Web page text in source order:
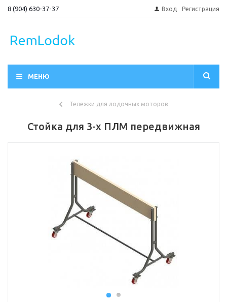
8 (904) 630-37-37 Вход Регистрация
МЕНЮ
Тележки для лодочных моторов
Стойка для 3-х ПЛМ передвижная